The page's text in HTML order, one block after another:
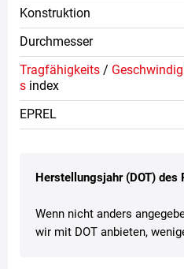
Herstellungsjahr (DOT) des
Wenn nicht anders
wir mit DOT anbieten,
Konstruktion
Durchmesser
Tragfähigkeits /
s index
EPREL